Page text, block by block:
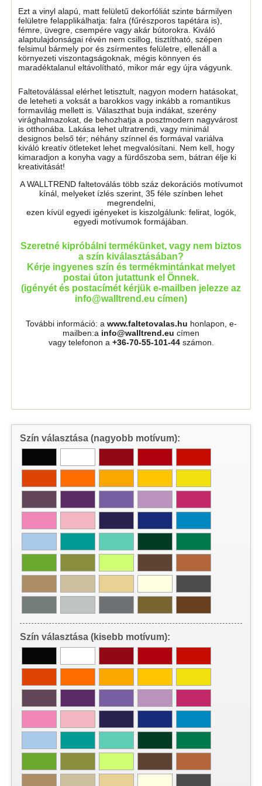
Ezt a vinyl alapú, matt felületű dekorfóliát szinte bármilyen
felületre felapplikálhatja: falra (fűrészporos tapétára is),
fémre, üvegre, csempére vagy akár bútorokra. Kiváló
alaptulajdonságai révén nem csillog, tisztítható, szépen
felsimul bármely por és zsírmentes felületre, ellenáll a
környezeti viszontagságoknak, mégis könnyen és
maradéktalanul eltávolítható, mikor már egy újra vágyunk.
Faltetoválással elérhet letisztult, nagyon modern hatásokat,
de leteheti a voksát a barokkos vagy inkább a romantikus
formavilág mellett is. Választhat buja indákat, szerény
virághalmazokat, de behozhatja a posztmodern nagyvárost
is otthonába. Lakása lehet ultratrendi, vagy minimál
designos belső tér; néhány színnel és formával variálva
kiváló kreatív ötleteket lehet megvalósítani. Nem kell, hogy
kimaradjon a konyha vagy a fürdőszoba sem, bátran élje ki
kreativitását!
A WALLTREND faltetoválás több száz dekorációs motívumot
kínál, melyeket ízlés szerint, 35 féle színben lehet
megrendelni,
ezen kívül egyedi igényeket is kiszolgálunk: felirat, logók,
egyedi motívumok formájában.
Szeretné kipróbálni termékünket, vagy nem biztos
a szín kiválasztásában?
Kérje ingyenes szín és termékmintánkat melyet
postai úton jutattunk el Önnek.
(igényét és postacímét kérjük e-mailben jelezze az
info@walltrend.eu címen)
További információ: a www.faltetovalas.hu honlapon, e-
mailben:a info@walltrend.eu címen
vagy telefonon a +36-70-55-101-44 számon.
Szín választása (nagyobb motívum):
Szín választása (kisebb motívum):